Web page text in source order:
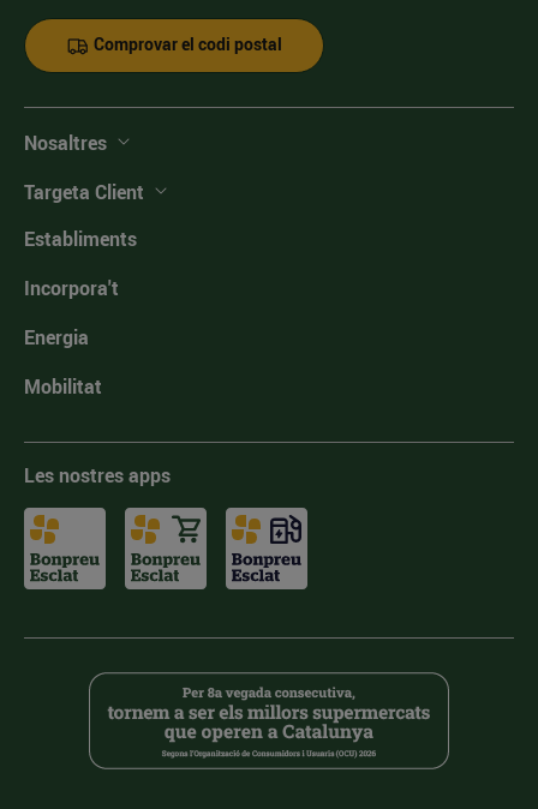
Comprovar el codi postal
Nosaltres
Targeta Client
Establiments
Incorpora't
Energia
Mobilitat
Les nostres apps